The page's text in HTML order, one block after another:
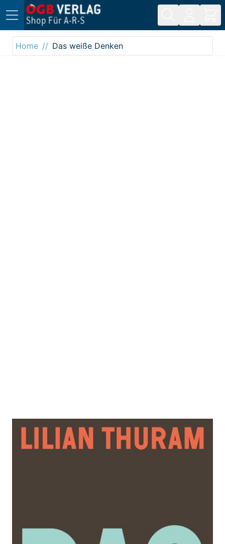
Direkt zum Inhalt
Home
Das weiße Denken
Das weiße Denken
Verlag: Edition Nautilus 14.03.2022